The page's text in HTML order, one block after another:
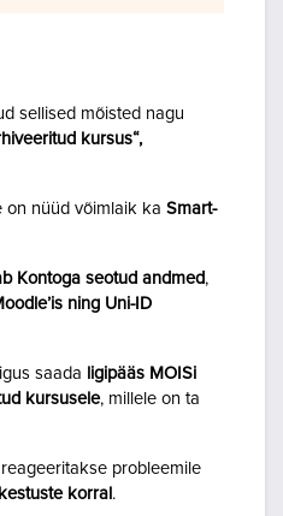
sellised mõisted nagu
kursus“,
on nüüd võimlaik ka Smart-
Kontoga seotud andmed,
ning Uni-ID
saada ligipääs MOISi
kursusele, millele on ta
probleemile
korral .